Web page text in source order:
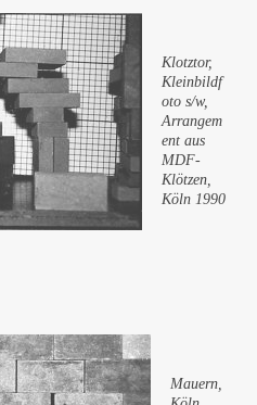
Klotztor,
Kleinbildf
oto s/w,
Arrangem
ent aus
MDF-
Klötzen,
Köln 1990
Mauern,